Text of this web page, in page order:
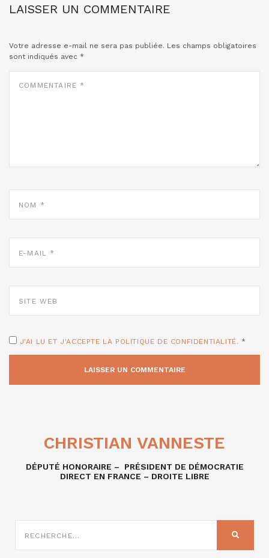
LAISSER UN COMMENTAIRE
Votre adresse e-mail ne sera pas publiée. Les champs obligatoires
sont indiqués avec *
MAIL
WEB
J'AI LU ET J'ACCEPTE LA POLITIQUE DE CONFIDENTIALITÉ. *
CHRISTIAN VANNESTE
DÉPUTÉ HONORAIRE – PRÉSIDENT DE DÉMOCRATIE
DIRECT EN FRANCE – DROITE LIBRE
SUR